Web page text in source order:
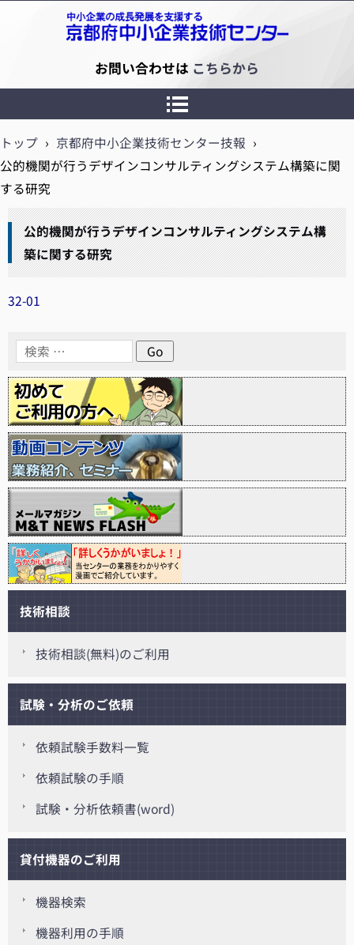
京都府中小企業技術センター
お問い合わせは こちらから
トップ › 京都府中小企業技術センター技報 ›
公的機関が行うデザインコンサルティングシステム構築に関
する研究
公的機関が行うデザインコンサルティングシステム構
築に関する研究
32-01
技術相談
技術相談(無料)のご利用
試験・分析のご依頼
依頼試験手数料一覧
依頼試験の手順
試験・分析依頼書(word)
貸付機器のご利用
機器検索
機器利用の手順